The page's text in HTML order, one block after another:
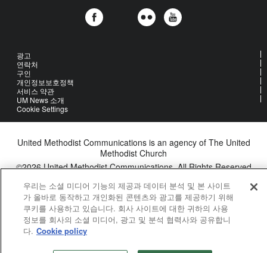
광고
연락처
구인
개인정보보호정책
서비스 약관
UM News 소개
Cookie Settings
United Methodist Communications is an agency of The United
Methodist Church
©2026United Methodist Communications. All Rights Reserved
우리는 소셜 미디어 기능의 제공과 데이터 분석 및 본 사이트
가 올바로 동작하고 개인화된 콘텐츠와 광고를 제공하기 위해
쿠키를 사용하고 있습니다. 회사 사이트에 대한 귀하의 사용
정보를 회사의 소셜 미디어, 광고 및 분석 협력사와 공유합니
다. Cookie policy